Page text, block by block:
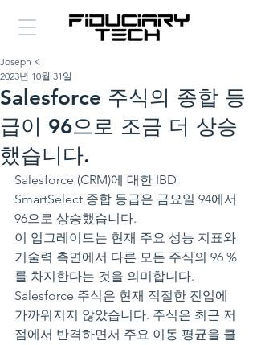
Salesforce 주식의 종합 등
급이 96으로 조금 더 상승
했습니다.
Joseph K
2023년 10월 31일
Salesforce (CRM)에 대한 IBD
SmartSelect 종합 등급은 금요일 94에서
96으로 상승했습니다.
이 업그레이드는 현재 주요 성능 지표와
기술력 측면에서 다른 모든 주식의 96 %
를 차지한다는 것을 의미합니다.
Salesforce 주식은 현재 적절한 진입에
가까워지지 않았습니다. 주식은 최근 저
점에서 반격하면서 주요 이동 평균을 클